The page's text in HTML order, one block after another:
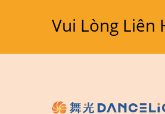
Vui Lòng Liên